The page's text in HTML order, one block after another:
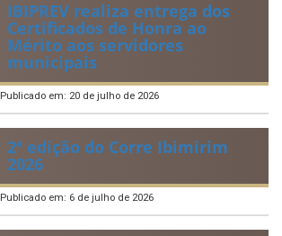
IBIPREV realiza entrega dos
Certificados de Honra ao
Mérito aos servidores
municipais
Publicado em: 20 de julho de 2026
2ª edição do Corre Ibimirim
2026
Publicado em: 6 de julho de 2026